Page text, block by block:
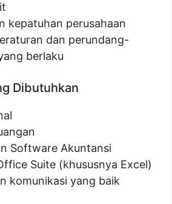
kepatuhan perusahaan
dan perundang-
berlaku
Dibutuhkan
Software Akuntansi
Suite (khususnya Excel)
komunikasi yang baik